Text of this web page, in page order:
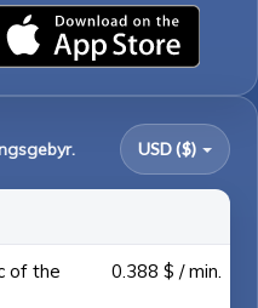
USD ($)
of the
0.388 $ / min.